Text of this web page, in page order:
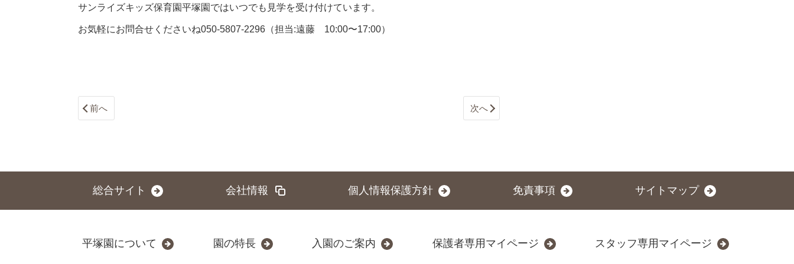
サンライズキッズ保育園平塚園ではいつでも見学を受け付けています。
お気軽にお問合せくださいね050-5807-2296 （担当:遠藤 10:00〜17:00）
前へ 次へ
総合サイト 会社情報 個人情報保護方針 免責事項 サイトマップ
平塚園について 園の特長 入園のご案内 保護者専用マイページ スタッフ専用マイページ